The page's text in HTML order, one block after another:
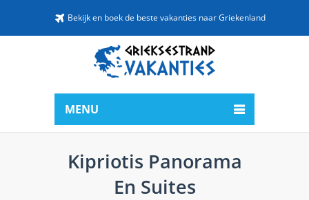
Bekijk en boek de beste vakanties naar Griekenland
MENU
Kipriotis Panorama
En Suites